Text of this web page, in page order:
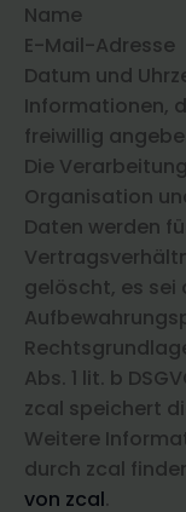
Name
E-Mail-Adresse
Datum und
Informationen,
freiwillig
Die
Organisation
Daten werden
gelöscht, es sei
Abs. 1 lit. b
zcal speichert
Weitere
durch zcal
von zcal.